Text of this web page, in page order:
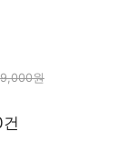
원